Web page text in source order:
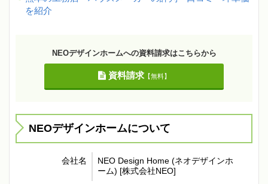
を紹介
NEOデザインホームへの資料請求はこちらから
資料請求【無料】
NEOデザインホームについて
会社名
NEO Design Home (ネオデザインホ
ーム) [株式会社NEO]